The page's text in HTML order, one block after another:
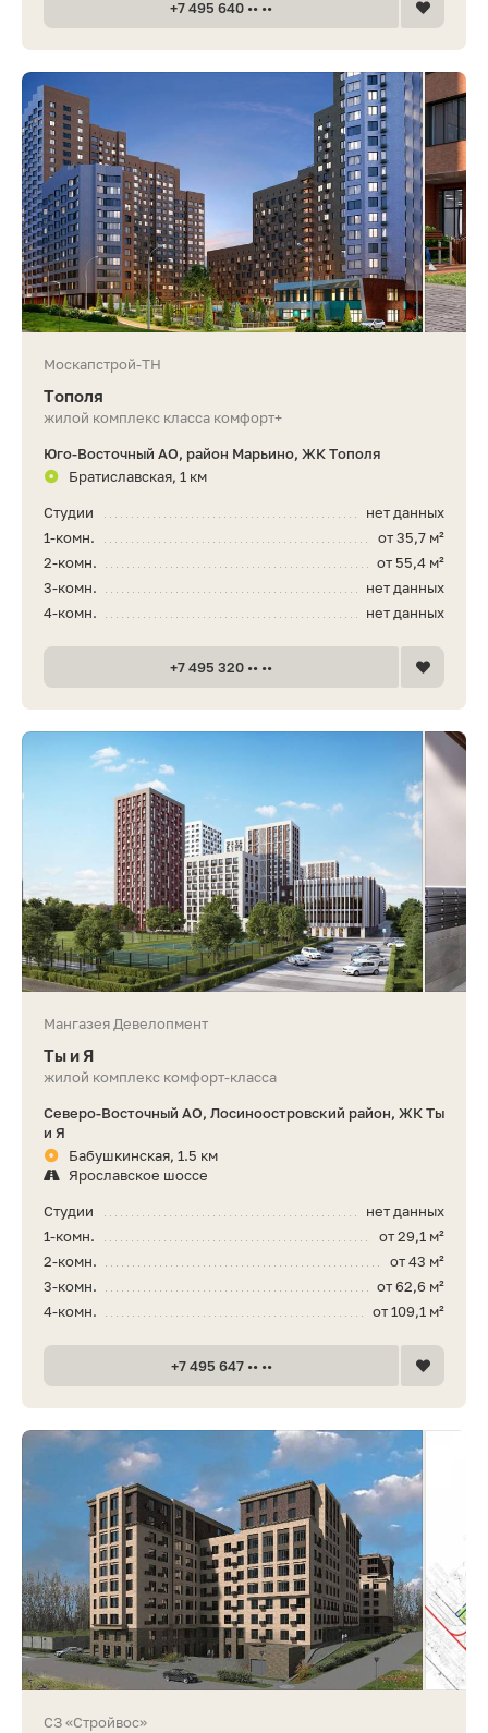
+7 495 640 •• ••
Москапстрой-ТН
Тополя
жилой комплекс класса комфорт+
Юго-Восточный АО, район Марьино, ЖК Тополя
Братиславская, 1 км
нет данных
Студии
от 35,7 м²
1-комн.
от 55,4 м²
2-комн.
нет данных
3-комн.
нет данных
4-комн.
+7 495 320 •• ••
Мангазея Девелопмент
Ты и Я
жилой комплекс комфорт-класса
Северо-Восточный АО, Лосиноостровский район, ЖК Ты
и Я
Бабушкинская, 1.5 км
Ярославское шоссе
нет данных
Студии
от 29,1 м²
1-комн.
от 43 м²
2-комн.
от 62,6 м²
3-комн.
от 109,1 м²
4-комн.
+7 495 647 •• ••
СЗ «Стройвос»